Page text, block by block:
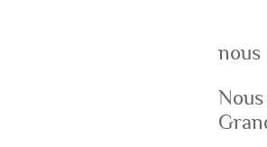
nous